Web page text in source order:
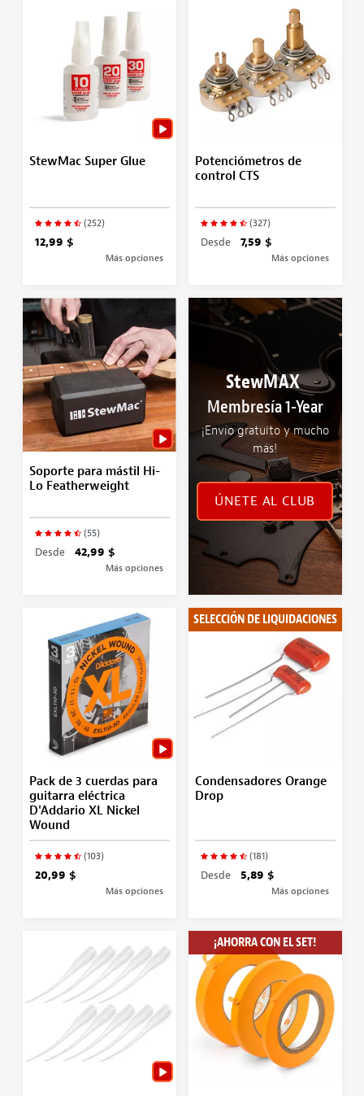
StewMac Super Glue
(252)
12,99 $
Más opciones
Potenciómetros de
control CTS
(327)
Desde 7,59 $
Más opciones
Soporte para mástil Hi-
Lo Featherweight
(55)
Desde 42,99 $
Más opciones
StewMAX
Membresía 1-Year
¡Envío gratuito y mucho
más!
ÚNETE AL CLUB
Pack de 3 cuerdas para
guitarra eléctrica
D'Addario XL Nickel
Wound
(103)
20,99 $
Más opciones
SELECCIÓN DE LIQUIDACIONES
Condensadores Orange
Drop
(181)
Desde 5,89 $
Más opciones
¡AHORRA CON EL SET!